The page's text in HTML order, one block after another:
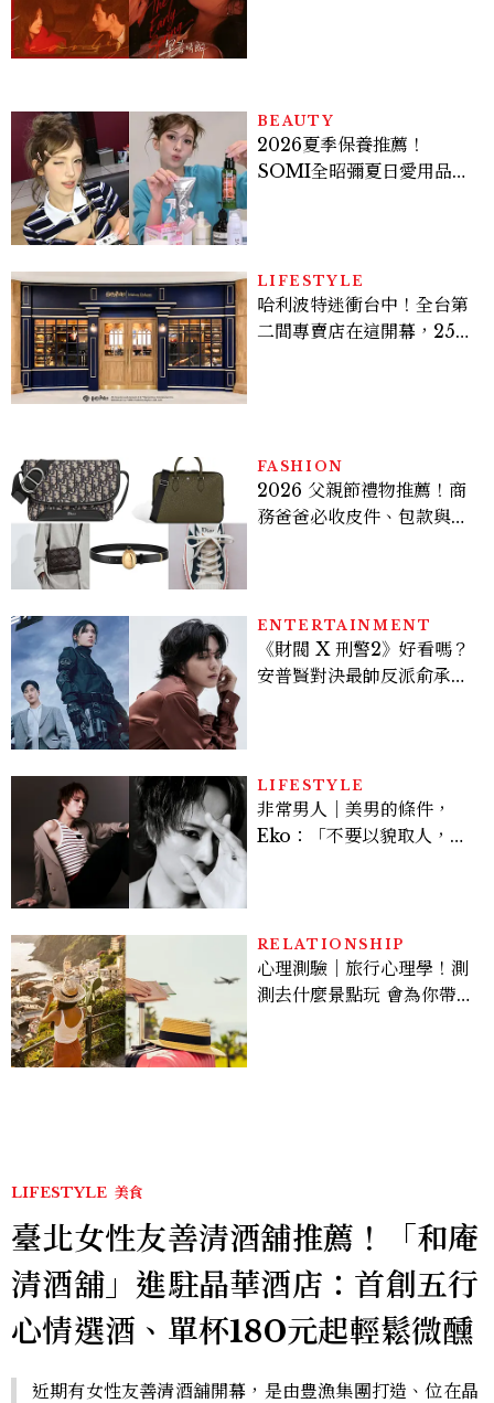
BEAUTY
2026夏季保養推薦！
SOMI全昭彌夏日愛用品公
LIFESTYLE
哈利波特迷衝台中！全台第
二間專賣店在這開幕，25週
FASHION
2026 父親節禮物推薦！商
務爸爸必收皮件、包款與鞋
ENTERTAINMENT
《財閥 X 刑警2》好看嗎？
安普賢對決最帥反派俞承
多大？
LIFESTYLE
非常男人｜美男的條件，
Eko：「不要以貌取人，內
RELATIONSHIP
心理測驗｜旅行心理學！測
測去什麼景點玩 會為你帶來
LIFESTYLE 美食
臺北女性友善清酒舖推薦！「和庵
清酒舖」進駐晶華酒店：首創五行
心情選酒、單杯180元起輕鬆微醺
近期有女性友善清酒舖開幕，是由豊漁集團打造、位在晶